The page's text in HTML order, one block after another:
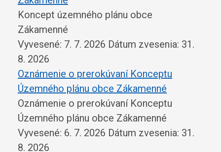
Koncept územného plánu obce
Zákamenné
Vyvesené: 7. 7. 2026 Dátum zvesenia: 31.
8. 2026
Oznámenie o prerokúvaní Konceptu
Územného plánu obce Zákamenné
Oznámenie o prerokúvaní Konceptu
Územného plánu obce Zákamenné
Vyvesené: 6. 7. 2026 Dátum zvesenia: 31.
8. 2026